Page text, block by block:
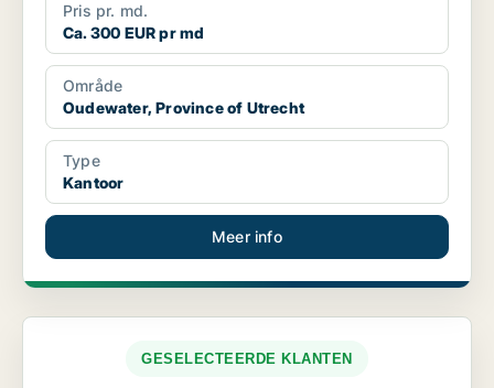
Pris pr. md.
Ca. 300 EUR pr md
Område
Oudewater, Province of Utrecht
Type
Kantoor
Meer info
GESELECTEERDE KLANTEN